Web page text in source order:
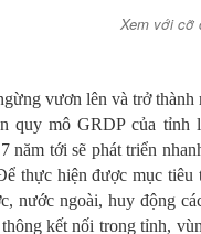
Xem với cỡ
vươn lên và trở thành
quy mô GRDP của
tới sẽ phát triển
thực hiện được mục tiêu
nước ngoài, huy động
kết nối trong tỉnh,